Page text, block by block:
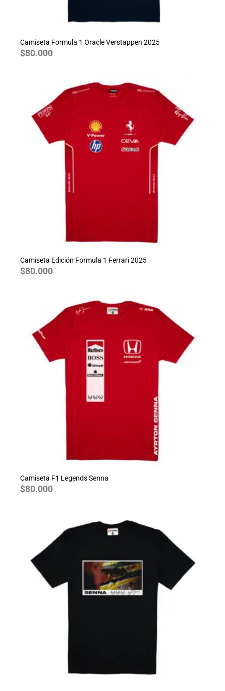
Camiseta Formula 1 Oracle Verstappen 2025
$80.000
Camiseta Edición Formula 1 Ferrari 2025
$80.000
Camiseta F1 Legends Senna
$80.000